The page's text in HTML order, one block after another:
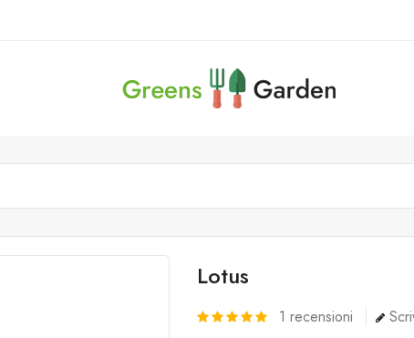
Lotus
1 recensioni